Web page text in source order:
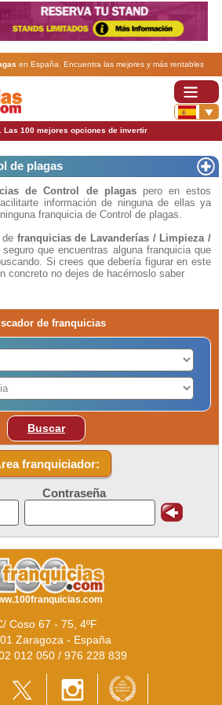
en España. Encuentra las mejores y más rentables
tu negocio a través de una franquicia barata, rentable y
Las 100 mejores opciones de invertir
de plagas
de Control de plagaspero en estos
información de ninguna de ellas ya
franquicia de Control de plagas.
de franquicias de Lavanderías / Limpieza /
que encuentras alguna franquicia que
Si crees que debería figurar en este
concreto no dejes de hacérnoslo saber
de franquicias
Buscar
franquiciador:
Contraseña
Coso 67 - 75, 4ºF
Zaragoza - España
012 050 / 976 228 839